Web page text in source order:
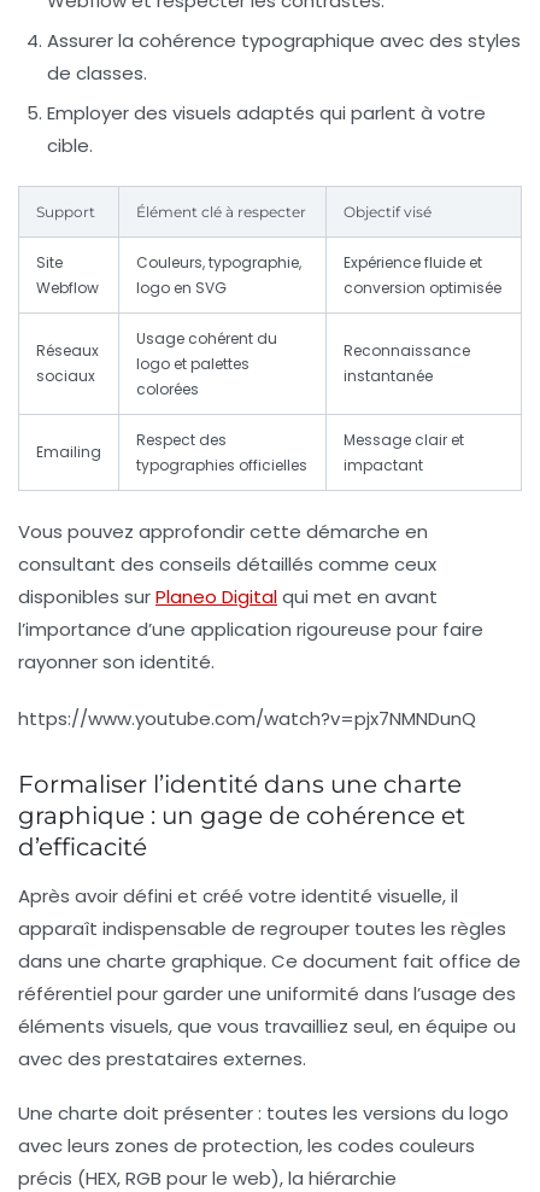
Assurer la cohérence typographique avec des styles
de classes.
Employer des visuels adaptés qui parlent à votre
cible.
Support Élément clé à respecter Objectif visé
Site
Webflow
Couleurs, typographie,
logo en SVG
Expérience fluide et
conversion optimisée
Réseaux
sociaux
Usage cohérent du
logo et palettes
colorées
Reconnaissance
instantanée
Emailing
Respect des
typographies officielles
Message clair et
impactant
Vous pouvez approfondir cette démarche en
consultant des conseils détaillés comme ceux
disponibles surPlaneo Digitalqui met en avant
l’importance d’une application rigoureuse pour faire
rayonner son identité.
https://www.youtube.com/watch?v=pjx7NMNDunQ
Formaliser l’identité dans une charte
graphique : un gage de cohérence et
d’efficacité
Après avoir défini et créé votre identité visuelle, il
apparaît indispensable de regrouper toutes les règles
dans une charte graphique. Ce document fait office de
référentiel pour garder une uniformité dans l’usage des
éléments visuels, que vous travailliez seul, en équipe ou
avec des prestataires externes.
Une charte doit présenter : toutes les versions du logo
avec leurs zones de protection, les codes couleurs
précis (HEX, RGB pour le web), la hiérarchie